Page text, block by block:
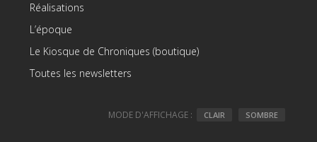
Réalisations
L’époque
Le Kiosque de Chroniques (boutique)
Toutes les newsletters
MODE D'AFFICHAGE : CLAIR SOMBRE